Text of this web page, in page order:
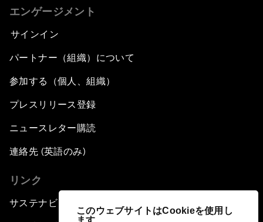
このウェブサイトはCookieを使用し
ます
エンゲージメント
サインイン
パートナー（組織）について
参加する（個人、組織）
プレスリリース登録
ニュースレター購読
連絡先 (英語のみ)
リンク
サステナビリティへの取り組み